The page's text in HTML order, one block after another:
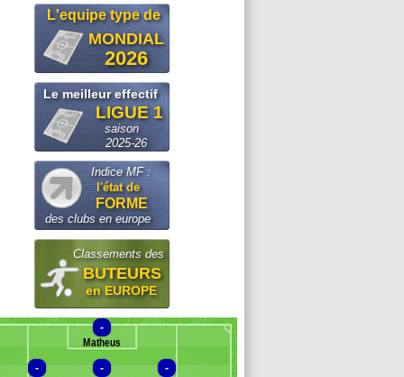
L'equipe type de
MONDIAL
2026
Le meilleur effectif
LIGUE 1
saison
2025-26
Indice MF :
l'état de
FORME
des clubs en europe
Classements des
BUTEURS
en EUROPE
-
Matheus
-
-
-